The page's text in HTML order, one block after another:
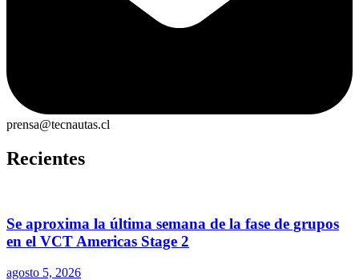
prensa@tecnautas.cl
Recientes
Se aproxima la última semana de la fase de grupos
en el VCT Americas Stage 2
agosto 5, 2026